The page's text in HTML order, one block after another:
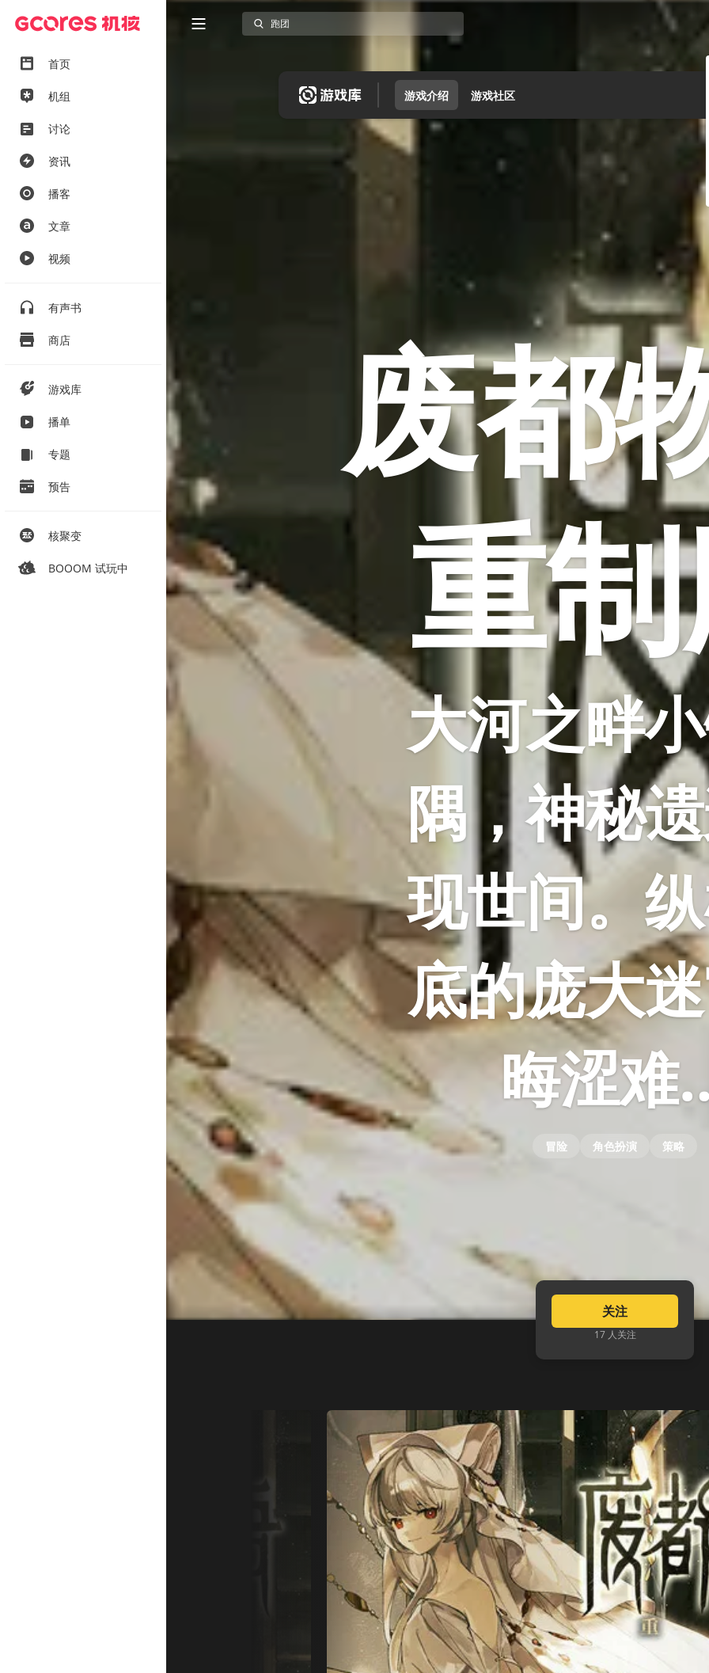
首页
机组
讨论
资讯
播客
文章
视频
有声书
商店
游戏库
播单
专题
预告
核聚变
BOOOM 试玩中
游戏介绍 游戏社区
废都
重
大河之畔
隅，神秘
现世间。
底的庞大
晦涩
冒险 角色扮演 策略
关注
17 人关注